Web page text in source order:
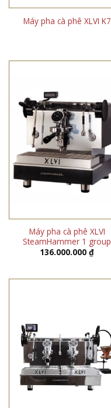
Máy pha cà phê XLVI K7
Máy pha cà phê XLVI
SteamHammer 1 group
136.000.000 ₫